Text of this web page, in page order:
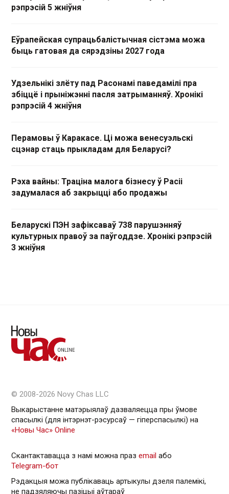
рэпрэсій 5 жніўня
Еўрапейская супрацьбалістычная сістэма можа
быць гатовая да сярэдзіны 2027 года
Удзельнікі злёту пад Расонамі паведамілі пра
збіццё і прыніжэнні пасля затрыманняў. Хронікі
рэпрэсій 4 жніўня
Перамовы ў Каракасе. Ці можа венесуэльскі
сцэнар стаць прыкладам для Беларусі?
Рэха вайны: Траціна малога бізнесу ў Расіі
задумалася аб закрыцці або продажы
Беларускі ПЭН зафіксаваў 738 парушэнняў
культурных правоў за паўгоддзе. Хронікі рэпрэсій
3 жніўня
© 2008-2026 Novy Chas LLC
Выкарыстанне матэрыялаў дазваляецца пры ўмове
спасылкі (для інтэрнэт-рэсурсаў — гiперспасылкi) на
«Новы Час» Online
Скантактавацца з намі можна праз email або
Telegram-бот
Рэдакцыя можа публікаваць артыкулы дзеля палемікі,
не падзяляючы пазіцыі аўтараў